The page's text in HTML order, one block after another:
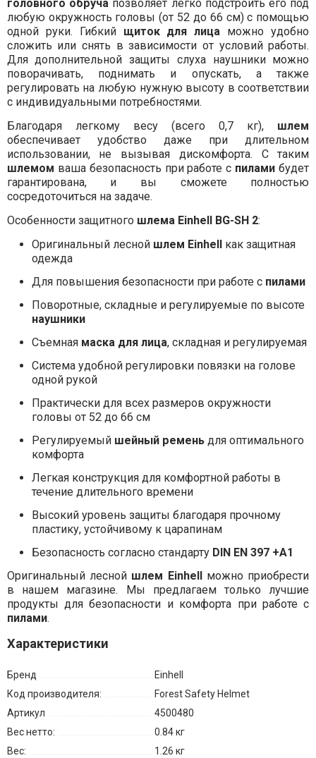
головного обруча позволяет легко подстроить его под
любую окружность головы (от 52 до 66 см) с помощью
одной руки. Гибкий щиток для лица можно удобно
сложить или снять в зависимости от условий работы.
Для дополнительной защиты слуха наушники можно
поворачивать, поднимать и опускать, а также
регулировать на любую нужную высоту в соответствии
с индивидуальными потребностями.
Благодаря легкому весу (всего 0,7 кг), шлем
обеспечивает удобство даже при длительном
использовании, не вызывая дискомфорта. С таким
шлемом ваша безопасность при работе с пилами будет
гарантирована, и вы сможете полностью
сосредоточиться на задаче.
Особенности защитного шлема Einhell BG-SH 2:
Оригинальный лесной шлем Einhell
как защитная
одежда
Для повышения безопасности при работе с пилами
Поворотные, складные и регулируемые по высоте
наушники
Съемная маска для лица, складная и регулируемая
Система удобной регулировки повязки на голове
одной рукой
Практически для всех размеров окружности
головы от 52 до 66 см
Регулируемый шейный ременьдля оптимального
комфорта
Легкая конструкция для комфортной работы в
течение длительного времени
Высокий уровень защиты благодаря прочному
пластику, устойчивому к царапинам
Безопасность согласно стандарту DIN EN 397 +A1
Оригинальный лесной шлем Einhell
можно приобрести
в нашем магазине. Мы предлагаем только лучшие
продукты для безопасности и комфорта при работе с
пилами.
Характеристики
Бренд
Einhell
Код производителя:
Forest Safety Helmet
Артикул
4500480
Вес нетто:
0.84 кг
Вес:
1.26 кг